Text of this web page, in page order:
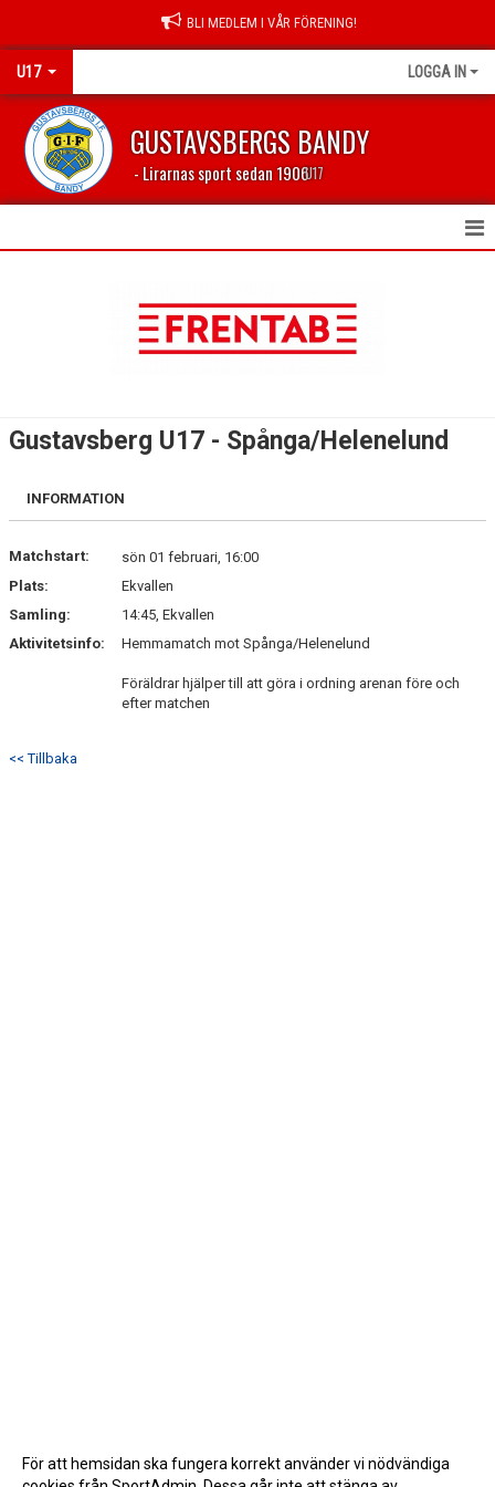
BLI MEDLEM I VÅR FÖRENING!
U17 LOGGA IN
GUSTAVSBERGS BANDY
- Lirarnas sport sedan 1906U17
BILDGALLERI
DOKUMENT
Gustavsberg U17 - Spånga/Helenelund
INFORMATION
Matchstart:
sön 01 februari, 16:00
Plats:
Ekvallen
Samling:
14:45, Ekvallen
Aktivitetsinfo:
Hemmamatch mot Spånga/Helenelund
Föräldrar hjälper till att göra i ordning arenan före och
efter matchen
<< Tillbaka
För att hemsidan ska fungera korrekt använder vi nödvändiga